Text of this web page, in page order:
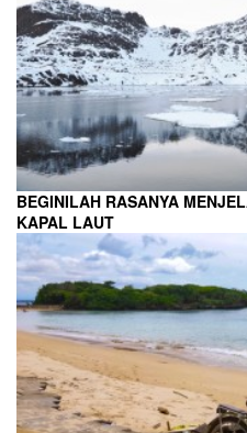
BEGINILAH RASANYA
KAPAL LAUT